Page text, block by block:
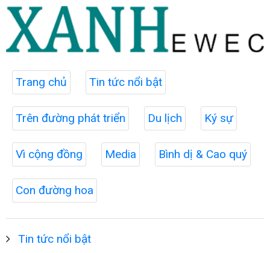
Trang chủ Tin tức nổi bật
Trên đường phát triển Du lịch Ký sự
Vì cộng đồng Media Bình dị & Cao quý
Con đường hoa
Tin tức nổi bật